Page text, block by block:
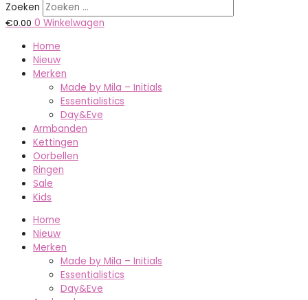
Zoeken
€0.00 0 Winkelwagen
Home
Nieuw
Merken
Made by Mila – Initials
Essentialistics
Day&Eve
Armbanden
Kettingen
Oorbellen
Ringen
Sale
Kids
Home
Nieuw
Merken
Made by Mila – Initials
Essentialistics
Day&Eve